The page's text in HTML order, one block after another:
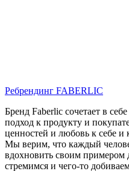
Ребрендинг FABERLIC
Бренд Faberlic сочетает в
подход к продукту и
ценностей и любовь к себе
Мы верим, что каждый
вдохновить своим примером
стремимся и чего-то